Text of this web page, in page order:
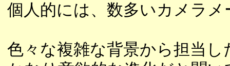
個人的には、数多いカメラ
色々な複雑な背景から担当